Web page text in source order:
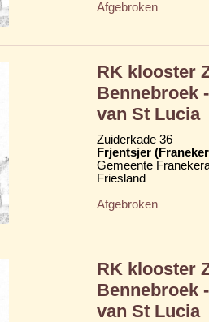
Afgebroken
RK klooster
Bennebroek
van St Lucia
Zuiderkade 36
Frjentsjer
Gemeente
Friesland
Afgebroken
RK klooster
Bennebroek
van St Lucia